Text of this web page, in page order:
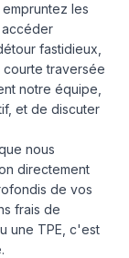
les
accéder
fastidieux,
courte traversée
notre équipe,
et de discuter
nous
directement
de vos
frais de
une TPE, c'est